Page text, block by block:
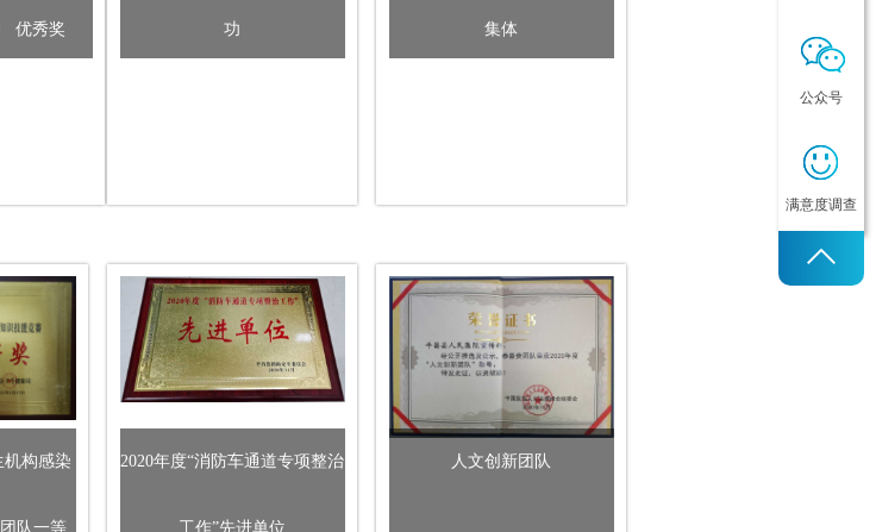
公众号
满意度调查
优秀奖 功 集体
机构感染
队一等
2020年度“消防车通道专项整治
工作”先进单位
人文创新团队